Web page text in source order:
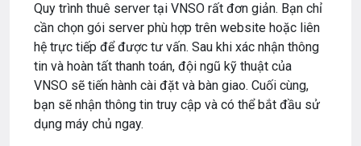
Quy trình thuê server tại VNSO rất đơn giản. Bạn chỉ
cần chọn gói server phù hợp trên website hoặc liên
hệ trực tiếp để được tư vấn. Sau khi xác nhận thông
tin và hoàn tất thanh toán, đội ngũ kỹ thuật của
VNSO sẽ tiến hành cài đặt và bàn giao. Cuối cùng,
bạn sẽ nhận thông tin truy cập và có thể bắt đầu sử
dụng máy chủ ngay.